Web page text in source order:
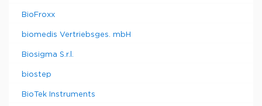
BioFroxx
biomedis Vertriebsges. mbH
Biosigma S.r.l.
biostep
BioTek Instruments